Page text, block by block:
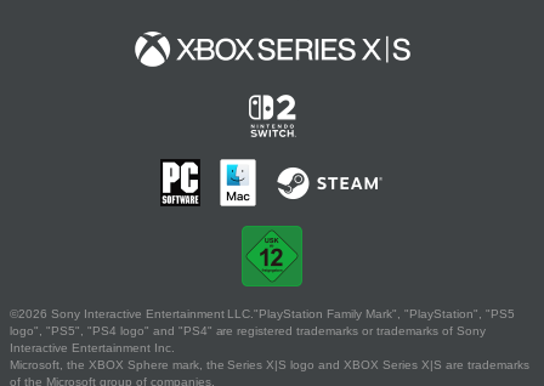
©2026 Sony Interactive Entertainment LLC."PlayStation Family Mark", "PlayStation", "PS5
logo", "PS5", "PS4 logo" and "PS4" are registered trademarks or trademarks of Sony
Interactive Entertainment Inc.
Microsoft, the XBOX Sphere mark, the Series X|S logo and XBOX Series X|S are trademarks
of the Microsoft group of companies.